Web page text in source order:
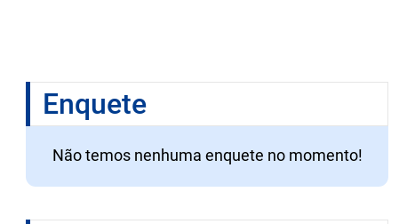
Enquete
Não temos nenhuma enquete no momento!